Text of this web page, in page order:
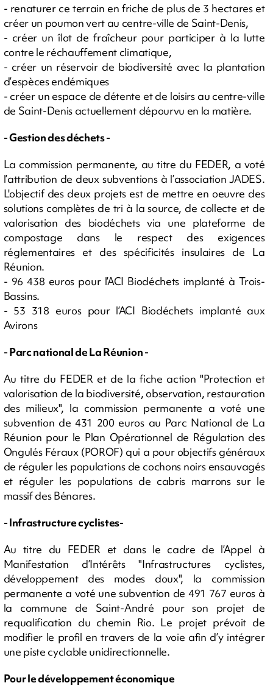
- renaturer ce terrain en friche de plus de 3 hectares et
créer un poumon vert au centre-ville de Saint-Denis,
- créer un îlot de fraîcheur pour participer à la lutte
contre le réchauffement climatique,
- créer un réservoir de biodiversité avec la plantation
d’espèces endémiques
- créer un espace de détente et de loisirs au centre-ville
de Saint-Denis actuellement dépourvu en la matière.
- Gestion des déchets -
La commission permanente, au titre du FEDER, a voté
l’attribution de deux subventions à l’association JADES.
L'objectif des deux projets est de mettre en oeuvre des
solutions complètes de tri à la source, de collecte et de
valorisation des biodéchets via une plateforme de
compostage dans le respect des exigences
réglementaires et des spécificités insulaires de La
Réunion.
- 96 438 euros pour l’ACI Biodéchets implanté à Trois-
Bassins.
- 53 318 euros pour l’ACI Biodéchets implanté aux
Avirons
- Parc national de La Réunion -
Au titre du FEDER et de la fiche action "Protection et
valorisation de la biodiversité, observation, restauration
des milieux", la commission permanente a voté une
subvention de 431 200 euros au Parc National de La
Réunion pour le Plan Opérationnel de Régulation des
Ongulés Féraux (POROF) qui a pour objectifs généraux
de réguler les populations de cochons noirs ensauvagés
et réguler les populations de cabris marrons sur le
massif des Bénares.
- Infrastructure cyclistes-
Au titre du FEDER et dans le cadre de l’Appel à
Manifestation d’Intérêts "Infrastructures cyclistes,
développement des modes doux", la commission
permanente a voté une subvention de 491 767 euros à
la commune de Saint-André pour son projet de
requalification du chemin Rio. Le projet prévoit de
modifier le profil en travers de la voie afin d’y intégrer
une piste cyclable unidirectionnelle.
Pour le développement économique